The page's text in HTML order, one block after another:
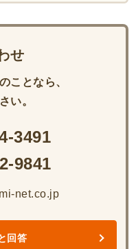
せ
ことなら、
い。
3491
9841
net.co.jp
回答